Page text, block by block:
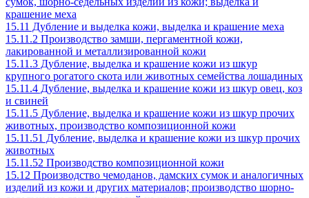
крашение меха
15.11 Дубление и выделка кожи, выделка и крашение меха
15.11.2 Производство замши, пергаментной кожи,
лакированной и металлизированной кожи
15.11.3 Дубление, выделка и крашение кожи из шкур
крупного рогатого скота или животных семейства лошадиных
15.11.4 Дубление, выделка и крашение кожи из шкур овец, коз
и свиней
15.11.5 Дубление, выделка и крашение кожи из шкур прочих
животных, производство композиционной кожи
15.11.51 Дубление, выделка и крашение кожи из шкур прочих
животных
15.11.52 Производство композиционной кожи
15.12 Производство чемоданов, дамских сумок и аналогичных
изделий из кожи и других материалов; производство шорно-